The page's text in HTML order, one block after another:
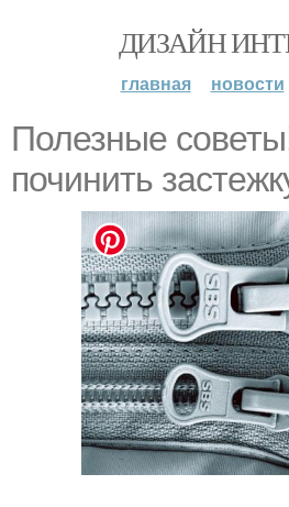
ДИЗАЙН
главная новости
Полезные
починить